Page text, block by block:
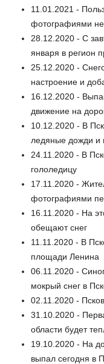
11.01.2021 -
фотографиями
28.12.2020 - С
января в регион
25.12.2020 -
настроение и
16.12.2020 -
движение на
10.12.2020 - В
ледяные дожди и
24.11.2020 - В
гололедицу
17.11.2020 -
фотографиями
16.11.2020 - На
обещают снег
11.11.2020 - В
площади Ленина
06.11.2020 -
мокрый снег в
02.11.2020 -
31.10.2020 -
области будет
19.10.2020 - На
выпал сегодня в